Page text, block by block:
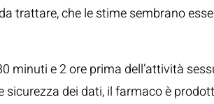
trattare, che le stime sembrano
e 2 ore prima dell’attività
dei dati, il farmaco è